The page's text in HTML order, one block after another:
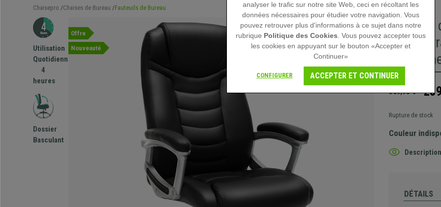
Chaisepro Chaises de Bureau Fauteuils de Bureau
Utilisation
Quotidienne
4
heures
Dossier
Basculant
Offre
Nouveauté
Fauteuil
359,90 €
Rupture de stock
Couleur
DÉTAILS
analyser le trafic sur notre site Web, ceci en récoltant les
données nécessaires pour étudier votre navigation. Vous
pouvez retrouver plus d'informations à ce sujet dans notre
rubrique Politique des Cookies . Vous pouvez accepter tous
les cookies en appuyant sur le bouton «Accepter et
Continuer»
CONFIGURER ACCEPTER ET CONTINUER